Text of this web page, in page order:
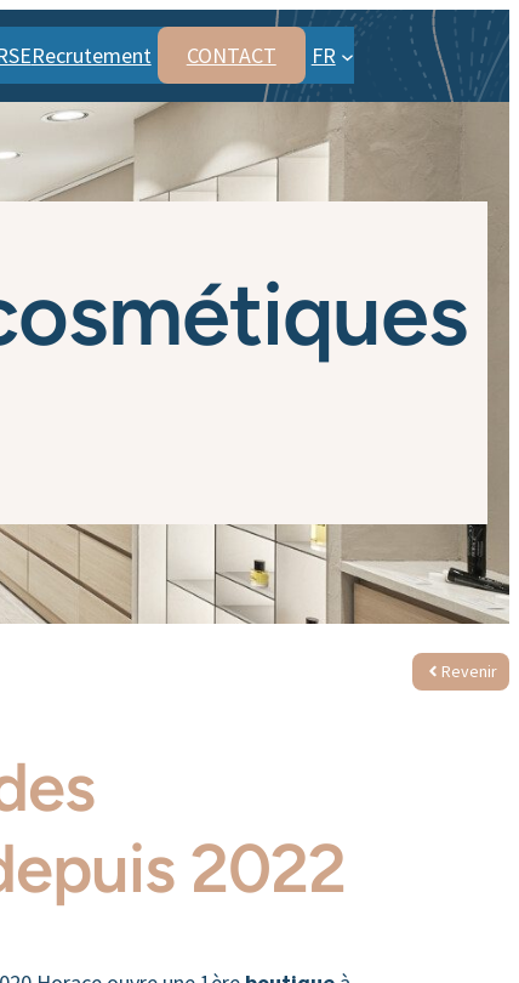
Recrutement CONTACT FR
Revenir
2022